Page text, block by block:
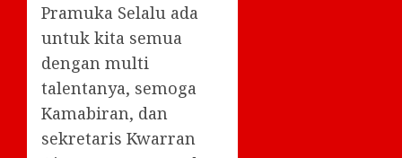
Pramuka Selalu ada
untuk kita semua
dengan multi
talentanya, semoga
Kamabiran, dan
sekretaris Kwarran